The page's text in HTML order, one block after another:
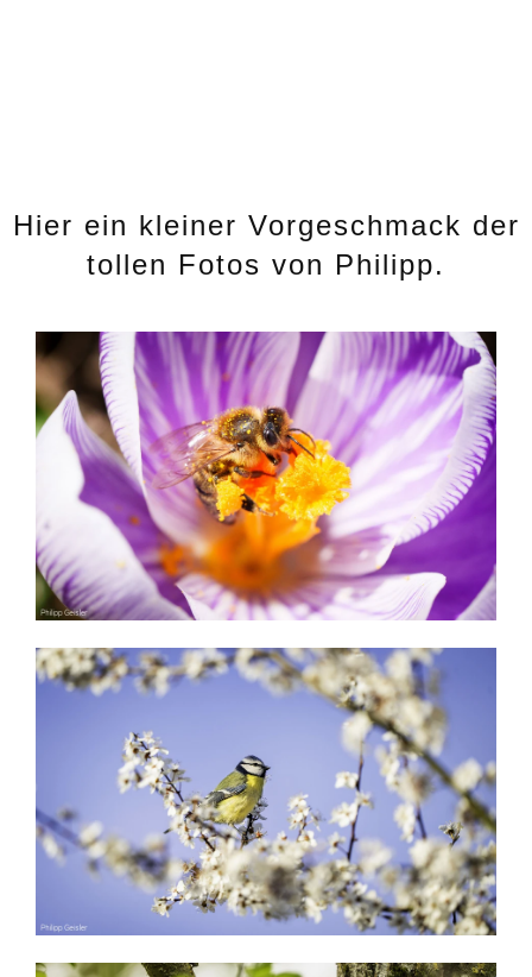
Hier ein kleiner Vorgeschmack der
tollen Fotos von Philipp.